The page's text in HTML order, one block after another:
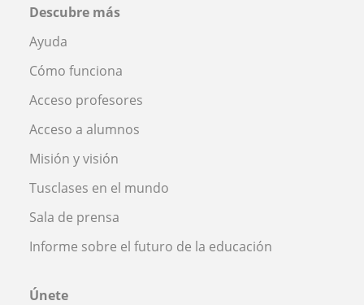
Descubre más
Ayuda
Cómo funciona
Acceso profesores
Acceso a alumnos
Misión y visión
Tusclases en el mundo
Sala de prensa
Informe sobre el futuro de la educación
Únete